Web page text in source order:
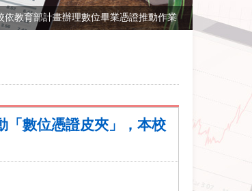
教育部計畫辦理數位畢業憑證推動作業
「數位憑證皮夾」，本校